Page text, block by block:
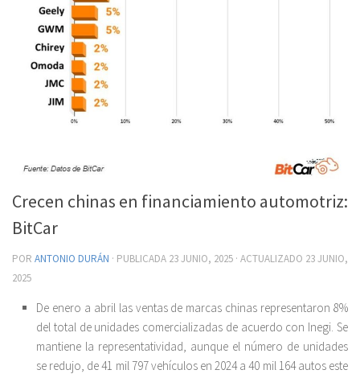
Crecen chinas en financiamiento automotriz:
BitCar
POR ANTONIO DURÁN · PUBLICADA 23 JUNIO, 2025 · ACTUALIZADO 23 JUNIO,
2025
De enero a abril las ventas de marcas chinas representaron 8%
del total de unidades comercializadas de acuerdo con Inegi. Se
mantiene la representatividad, aunque el número de unidades
se redujo, de 41 mil 797 vehículos en 2024 a 40 mil 164 autos este